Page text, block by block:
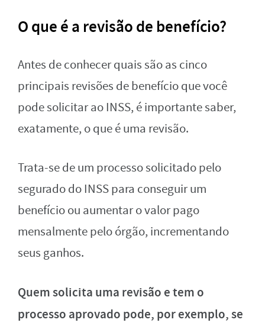
O que é a revisão de benefício?
Antes de conhecer quais são as cinco
principais revisões de benefício que você
pode solicitar ao INSS, é importante saber,
exatamente, o que é uma revisão.
Trata-se de um processo solicitado pelo
segurado do INSS para conseguir um
benefício ou aumentar o valor pago
mensalmente pelo órgão, incrementando
seus ganhos.
Quem solicita uma revisão e tem o
processo aprovado pode, por exemplo, se